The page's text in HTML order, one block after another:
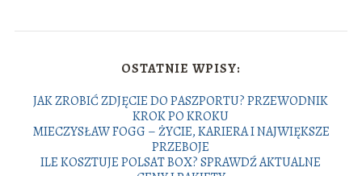
OSTATNIE WPISY:
JAK ZROBIĆ ZDJĘCIE DO PASZPORTU? PRZEWODNIK
KROK PO KROKU
MIECZYSŁAW FOGG – ŻYCIE, KARIERA I NAJWIĘKSZE
PRZEBOJE
ILE KOSZTUJE POLSAT BOX? SPRAWDŹ AKTUALNE